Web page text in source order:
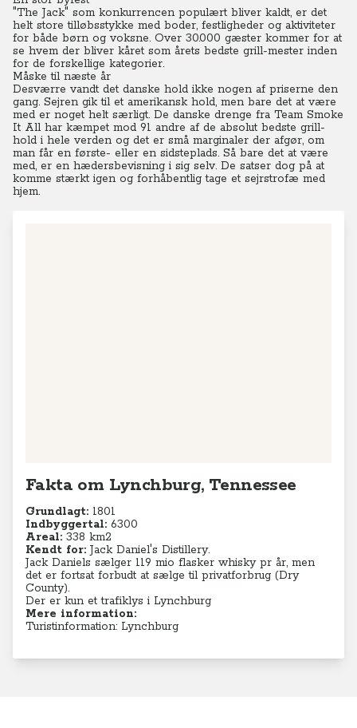
"The Jack" som konkurrencen populært bliver kaldt, er det
helt store tilløbsstykke med boder, festligheder og aktiviteter
for både børn og voksne. Over 30.000 gæster kommer for at
se hvem der bliver kåret som årets bedste grill-mester inden
for de forskellige kategorier.
Måske til næste år
Desværre vandt det danske hold ikke nogen af priserne den
gang. Sejren gik til et amerikansk hold, men bare det at være
med er noget helt særligt. De danske drenge fra Team Smoke
It All har kæmpet mod 91 andre af de absolut bedste grill-
hold i hele verden og det er små marginaler der afgør, om
man får en første- eller en sidsteplads. Så bare det at være
med, er en hædersbevisning i sig selv. De satser dog på at
komme stærkt igen og forhåbentlig tage et sejrstrofæ med
hjem.
Fakta om Lynchburg, Tennessee
Grundlagt: 1801
Indbyggertal: 6300
Areal: 338 km2
Kendt for: Jack Daniel's Distillery.
Jack Daniels sælger 119 mio flasker whisky pr år, men
det er fortsat forbudt at sælge til privatforbrug (Dry
County).
Der er kun et trafiklys i Lynchburg
Mere information:
Turistinformation: Lynchburg